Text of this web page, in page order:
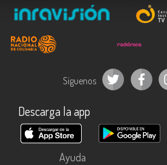
Síguenos
Descarga la app
Ayuda